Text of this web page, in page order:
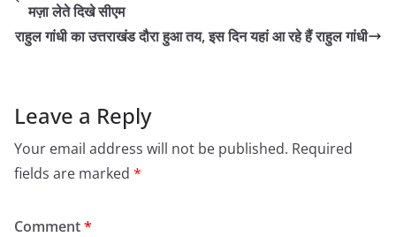
मज़ा लेते दिखे सीएम
राहुल गांधी का उत्तराखंड दौरा हुआ तय, इस दिन यहां आ रहे हैं राहुल गांधी
Leave a Reply
Your email address will not be published. Required
fields are marked *
Comment*